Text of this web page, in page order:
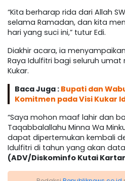
“Kita berharap rida dari Allah
selama Ramadan, dan kita
hari yang suci ini,” tutur Edi.
Diakhir acara, ia
Raya Idulfitri bagi seluruh
Kukar.
Baca Juga : Bupati dan
Komitmen pada Visi Kukar
“Saya mohon maaf lahir dan
Taqabbalallahu Minna Wa
dapat dipertemukan kembali
Idulfitri di tahun yang akan
(ADV/Diskominfo Kutai